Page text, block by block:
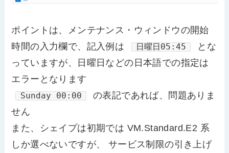
ポイントは、メンテナンス・ウィンドウの開始
時間の入力欄で、記入例は
日曜日05:45
とな
っていますが、日曜日などの日本語での指定は
エラーとなります
Sunday 00:00
の表記であれば、問題ありま
せん
また、シェイプは初期では VM.Standard.E2 系
しか選べないですが、 サービス制限の引き上げ